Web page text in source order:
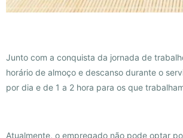
Junto com a conquista da jornada de
horário de almoço e descanso durante o
por dia e de 1 a 2 hora para os que
Atualmente, o empregado não pode optar